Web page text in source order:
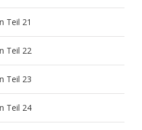
Teil 21
Teil 22
Teil 23
Teil 24